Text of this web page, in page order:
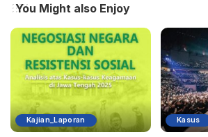
You Might also Enjoy
Kajian_Laporan Kasus